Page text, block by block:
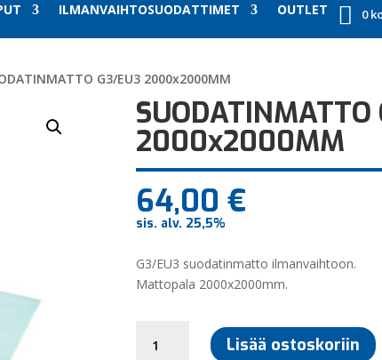
ILMANVAIHTOSUODATTIMET OUTLET 0
G3/EU3 2000x2000MM
2000x2000MM
64,00 €
sis. alv. 25,5%
G3/EU3 suodatinmatto ilmanvaihtoon.
Mattopala 2000x2000mm.
SUODATINMATTO
G3/EU3
Lisää ostoskoriin